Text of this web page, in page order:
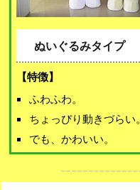
ぬいぐるみタイプ
【特徴】
ふわふわ。
ちょっぴり動きづらい。
でも、かわいい。